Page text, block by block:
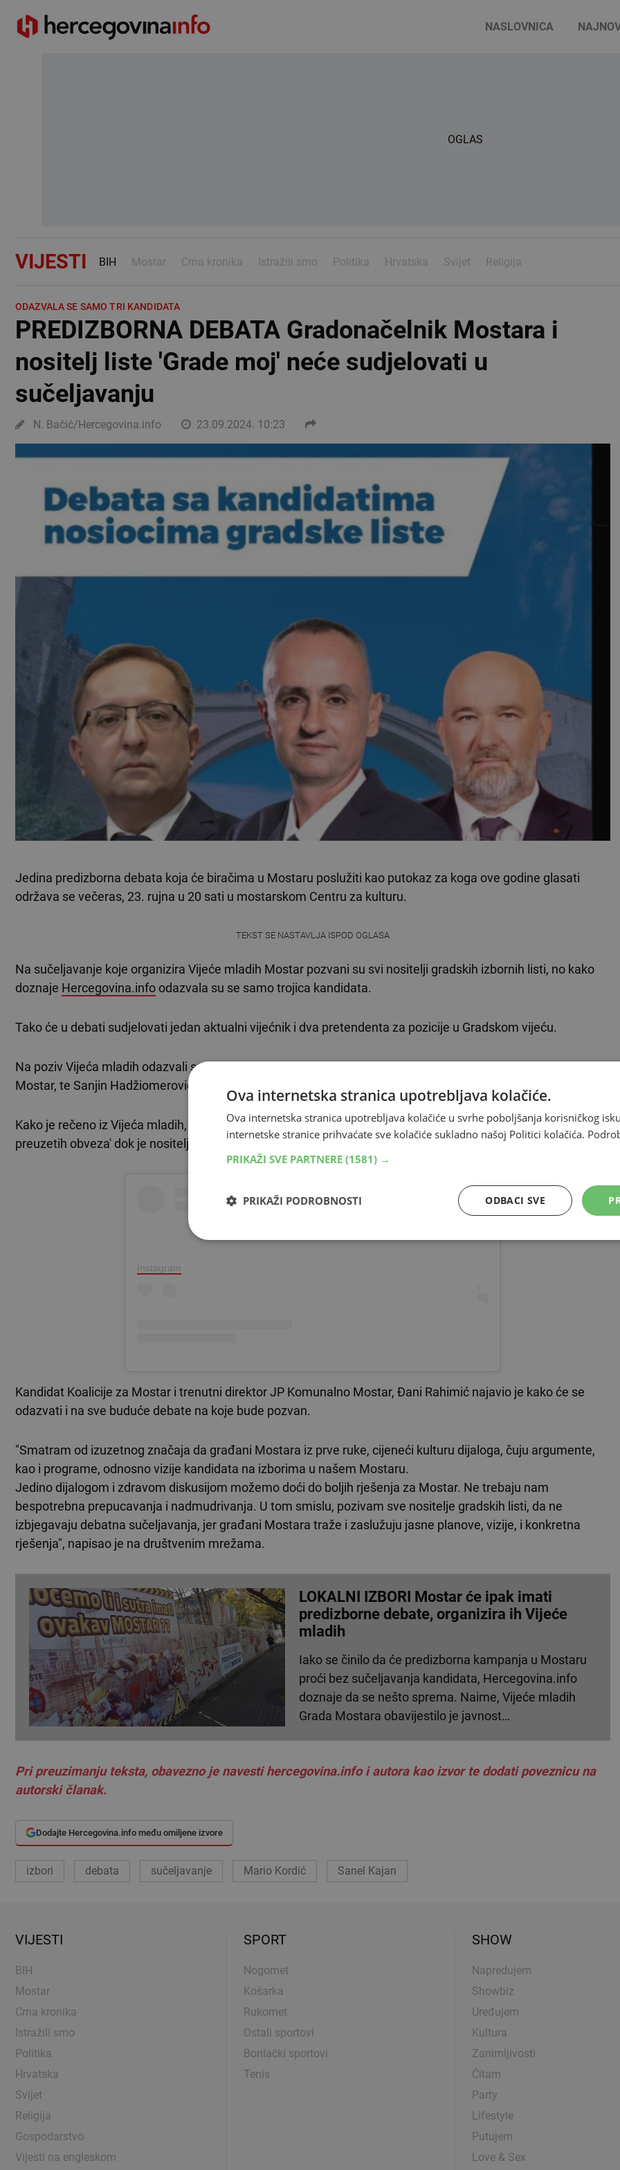
NASLOVNICA
OGLAS
VIJESTI BIH Mostar Crna kronika Istražili smo Politika Hrvatska Svijet Religija
ODAZVALA SE SAMO TRI KANDIDATA
PREDIZBORNA DEBATA Gradonačelnik Mostara i
nositelj liste 'Grade moj' neće sudjelovati u
sučeljavanju
N. Bačić/Hercegovina.info 23.09.2024. 10:23
Jedina predizborna debata koja će biračima u Mostaru poslužiti kao putokaz za koga ove godine glasati
održava se večeras, 23. rujna u 20 sati u mostarskom Centru za kulturu.
TEKST SE NASTAVLJA ISPOD OGLASA
Na sučeljavanje koje organizira Vijeće mladih Mostar pozvani su svi nositelji gradskih izbornih listi, no kako
doznaje Hercegovina.info odazvala su se samo trojica kandidata.
Tako će u debati sudjelovati jedan aktualni vijećnik i dva pretendenta za pozicije u Gradskom vijeću.
Na poziv Vijeća mladih odazvali su se Slaven Bevanda iz HRS-a, Đani Rahimić, nostelj liste Koalicije za
Mostar, te Sanjin Hadžiomerović iz koalicije Trojke.
Kako je rečeno iz Vijeća mladih, aktualni gradonačelnik ispričao se jer ne može sudjelovati zbog 'otprije
preuzetih obveza' dok je nositelj liste 'Grade moj' na službenom putu u Sjedinjenim Američkim Državama.
Instagram
Kandidat Koalicije za Mostar i trenutni direktor JP Komunalno Mostar, Đani Rahimić najavio je kako će se
odazvati i na sve buduće debate na koje bude pozvan.
"Smatram od izuzetnog značaja da građani Mostara iz prve ruke, cijeneći kulturu dijaloga, čuju argumente,
kao i programe, odnosno vizije kandidata na izborima u našem Mostaru.
Jedino dijalogom i zdravom diskusijom možemo doći do boljih rješenja za Mostar. Ne trebaju nam
bespotrebna prepucavanja i nadmudrivanja. U tom smislu, pozivam sve nositelje gradskih listi, da ne
izbjegavaju debatna sučeljavanja, jer građani Mostara traže i zaslužuju jasne planove, vizije, i konkretna
rješenja", napisao je na društvenim mrežama.
LOKALNI IZBORI Mostar će ipak imati
predizborne debate, organizira ih Vijeće
mladih
Iako se činilo da će predizborna kampanja u Mostaru
proći bez sučeljavanja kandidata, Hercegovina.info
doznaje da se nešto sprema. Naime, Vijeće mladih
Grada Mostara obavijestilo je javnost…
Pri preuzimanju teksta, obavezno je navesti hercegovina.info i autora kao izvor te dodati poveznicu na
autorski članak.
Dodajte Hercegovina.info među omiljene izvore
izbori debata sučeljavanje Mario Kordić Sanel Kajan
VIJESTI
BIH
Mostar
Crna kronika
Istražili smo
Politika
Hrvatska
Svijet
Religija
Gospodarstvo
Vijesti na engleskom
SPORT
Nogomet
Košarka
Rukomet
Ostali sportovi
Borilački sportovi
Tenis
SHOW
Napredujem
Showbiz
Uređujem
Kultura
Zanimljivosti
Čitam
Party
Lifestyle
Putujem
Love & Sex
Ova internetska stranica upotrebljava kolačiće.
Ova internetska stranica upotrebljava kolačiće u svrhe poboljšanja korisničkog
internetske stranice prihvaćate sve kolačiće sukladno našoj Politici kolačića.
PRIKAŽI SVE PARTNERE (1581) →
ODBACI SVE
PRIKAŽI PODROBNOSTI